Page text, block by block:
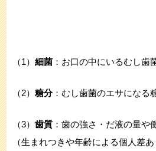
（1） 細菌 ：お口の中にいるむし歯
（2） 糖分：むし歯菌のエサになる
（3） 歯質 ：歯の強さ・だ液の量や
（生まれつきや年齢による個人差あ